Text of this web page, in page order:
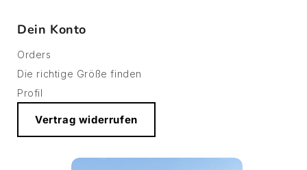
Dein Konto
Orders
Die richtige Größe finden
Profil
Vertrag widerrufen